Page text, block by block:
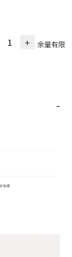
+ 余量有限
-